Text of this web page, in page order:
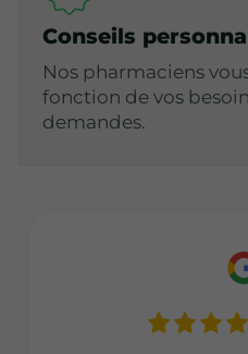
Conseils
Nos pharmaciens
fonction de vos
demandes.